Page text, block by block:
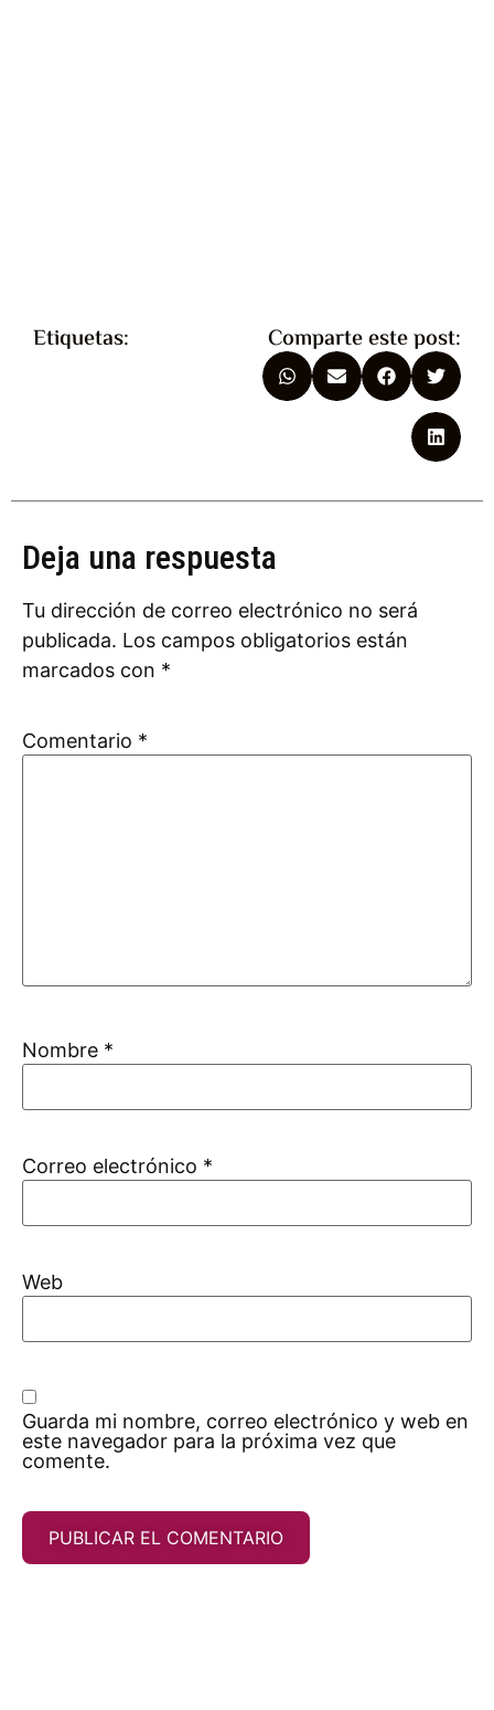
Etiquetas: Comparte este post:
Deja una respuesta
Tu dirección de correo electrónico no será
publicada. Los campos obligatorios están
marcados con *
Comentario *
Nombre *
Correo electrónico *
Web
Guarda mi nombre, correo electrónico y web en
este navegador para la próxima vez que
comente.